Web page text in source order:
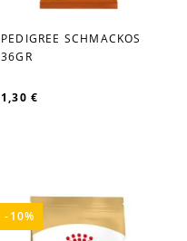
favorite_border
PEDIGREE SCHMACKOS
36GR
1,30 €
-10%